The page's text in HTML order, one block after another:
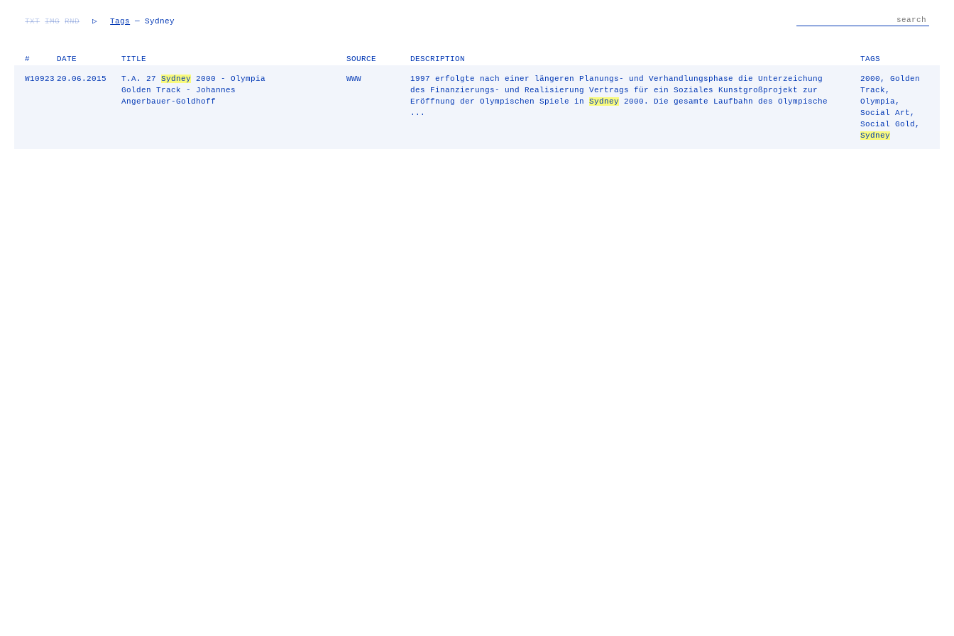
TXT IMG RND ▷ Tags — Sydney
# DATE TITLE SOURCE DESCRIPTION TAGS
W10923 20.06.2015 T.A. 27 Sydney 2000 - Olympia
Golden Track - Johannes
Angerbauer-Goldhoff
WWW
1997 erfolgte nach einer längeren Planungs- und Verhandlungsphase die Unterzeichung
des Finanzierungs- und Realisierung Vertrags für ein Soziales Kunstgroßprojekt zur
Eröffnung der Olympischen Spiele inSydney
2000. Die gesamte Laufbahn des Olympische
...
2000 ,Golden
Track ,
Olympia,
Social Art ,
Social Gold ,
Sydney